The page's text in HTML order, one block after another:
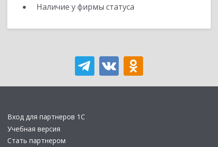
Наличие у фирмы статуса
Вход для партнеров 1С
Учебная версия
Стать партнером